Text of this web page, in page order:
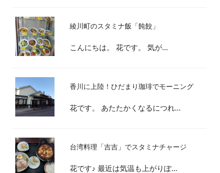
綾川町のスタミナ飯「飩餃」
こんにちは。 花です。 気が...
香川に上陸！ひだまり珈琲でモーニング
花です。 あたたかくなるにつれ...
台湾料理「吉吉」でスタミナチャージ
花です♪ 最近は気温も上がりぽ...